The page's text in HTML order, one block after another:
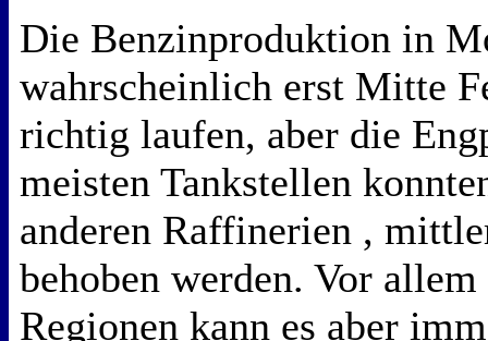
Die Benzinproduktion in
wahrscheinlich erst Mitte
richtig laufen, aber die
meisten Tankstellen
anderen Raffinerien ,
behoben werden. Vor
Regionen kann es aber